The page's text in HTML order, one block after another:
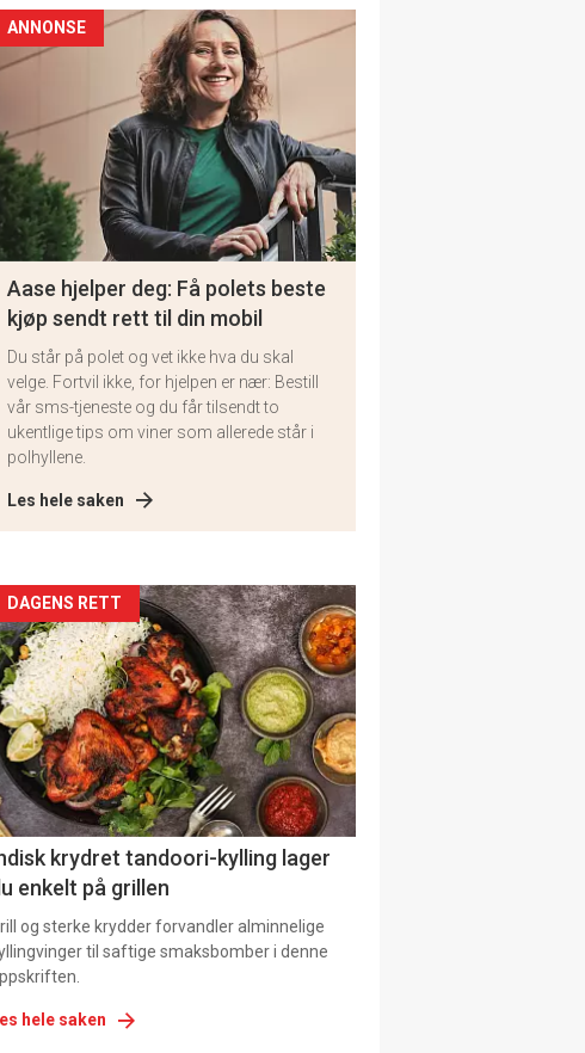
ANNONSE
Aase hjelper deg: Få polets beste
kjøp sendt rett til din mobil
Du står på polet og vet ikke hva du skal
velge. Fortvil ikke, for hjelpen er nær: Bestill
vår sms-tjeneste og du får tilsendt to
ukentlige tips om viner som allerede står i
polhyllene.
Les hele saken
Artikler
DAGENS RETT
krydret tandoori-kylling lager
enkelt på grillen
og sterke krydder forvandler alminnelige
til saftige smaksbomber i denne
hele saken